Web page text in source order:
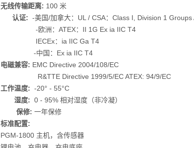
无线传输距离: 100 米
认证: -美国/加拿大：UL / CSA：Class I, Division 1 Groups
-欧洲：ATEX：II 1G Ex ia IIC T4
IECEx：ia IIC Ga T4
-中国：Ex ia IIC T4
电磁兼容: EMC Directive 2004/108/EC
R&TTE Directive 1999/5/EC ATEX: 94/9/EC
工作温度: -20° - 55°C
湿度: 0 - 95% 相对湿度（非冷凝）
保修: 一年保修
标准配置:
PGM-1800 主机，含传感器